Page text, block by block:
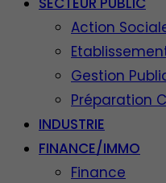
Action
Gestion
Préparation
INDUSTRIE
FINANCE/IMMO
Finance